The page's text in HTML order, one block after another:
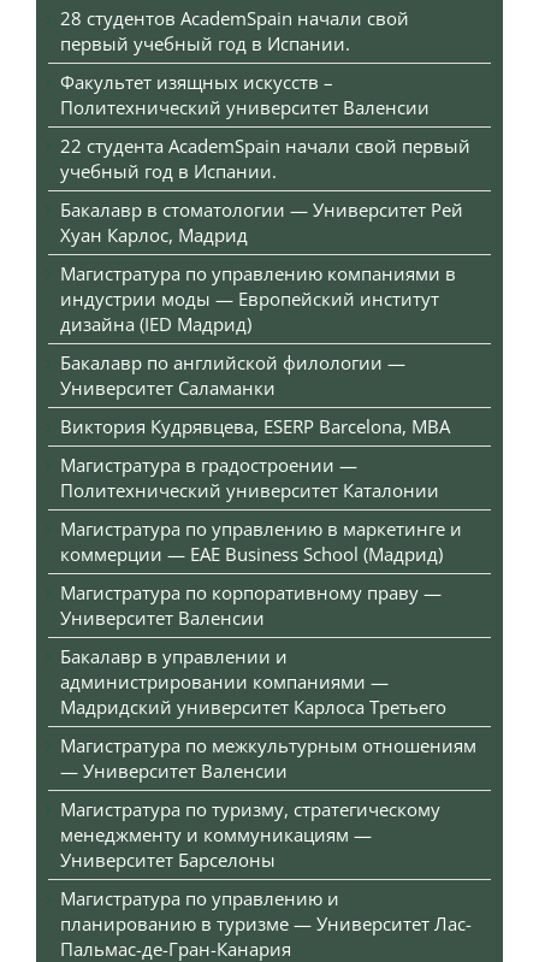
28 студентов AcademSpain начали свой
первый учебный год в Испании.
Факультет изящных искусств –
Политехнический университет Валенсии
22 студента AcademSpain начали свой первый
учебный год в Испании.
Бакалавр в стоматологии — Университет Рей
Хуан Карлос, Мадрид
Магистратура по управлению компаниями в
индустрии моды — Европейский институт
дизайна (IED Мадрид)
Бакалавр по английской филологии —
Университет Саламанки
Виктория Кудрявцева, ESERP Barcelona, MBA
Магистратура в градостроении —
Политехнический университет Каталонии
Магистратура по управлению в маркетинге и
коммерции — EAE Business School (Мадрид)
Магистратура по корпоративному праву —
Университет Валенсии
Бакалавр в управлении и
администрировании компаниями —
Мадридский университет Карлоса Третьего
Магистратура по межкультурным отношениям
— Университет Валенсии
Магистратура по туризму, стратегическому
менеджменту и коммуникациям —
Университет Барселоны
Магистратура по управлению и
планированию в туризме — Университет Лас-
Пальмас-де-Гран-Канария